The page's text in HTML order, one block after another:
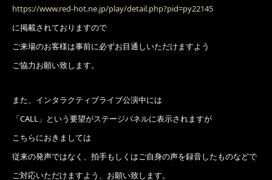
https://www.red-hot.ne.jp/play/detail.php?pid=py22145
に掲載されておりますので
ご来場のお客様は事前に必ずお目通しいただけますよう
ご協力お願い致します。
また、インタラクティブライブ公演中には
「CALL」という要望がステージパネルに表示されますが
こちらにおきましては
従来の発声ではなく、拍手もしくはご自身の声を録音したものなどで
ご対応いただけますよう、お願い致します。